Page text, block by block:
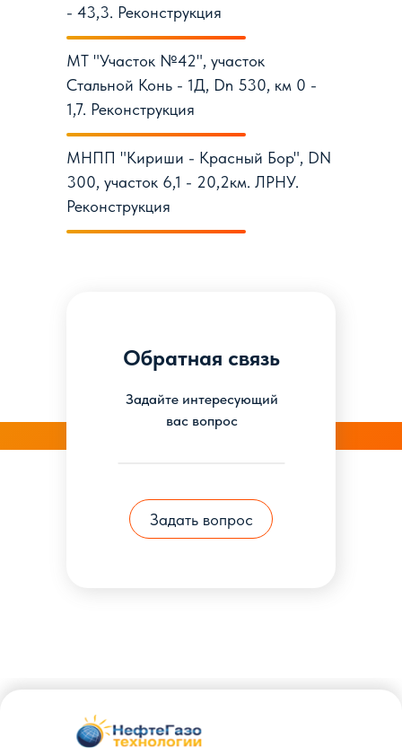
- 43,3. Реконструкция
МТ "Участок №42", участок
Стальной Конь - 1Д, Dn 530, км 0 -
1,7. Реконструкция
МНПП "Кириши - Красный Бор", DN
300, участок 6,1 - 20,2км. ЛРНУ.
Реконструкция
Обратная связь
Задайте интересующий
вас вопрос
Задать вопрос